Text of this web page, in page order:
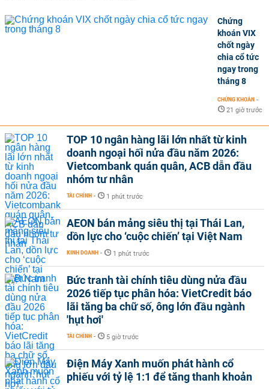
Chứng
khoán VIX
chốt ngày
chia cổ tức
ngay trong
tháng 8
CHỨNG KHOÁN -
21 giờ trước
TOP 10 ngân hàng lãi lớn nhất từ kinh
doanh ngoại hối nửa đầu năm 2026:
Vietcombank quán quân, ACB dẫn đầu
nhóm tư nhân
TÀI CHÍNH - 1 phút trước
AEON bán mảng siêu thị tại Thái Lan,
dồn lực cho ‘cuộc chiến’ tại Việt Nam
KINH DOANH - 1 phút trước
Bức tranh tài chính tiêu dùng nửa đầu
2026 tiếp tục phân hóa: VietCredit báo
lãi tăng ba chữ số, ông lớn đầu ngành
'hụt hơi'
TÀI CHÍNH - 5 giờ trước
Điện Máy Xanh muốn phát hành cổ
phiếu với tỷ lệ 1:1 để tăng thanh khoản